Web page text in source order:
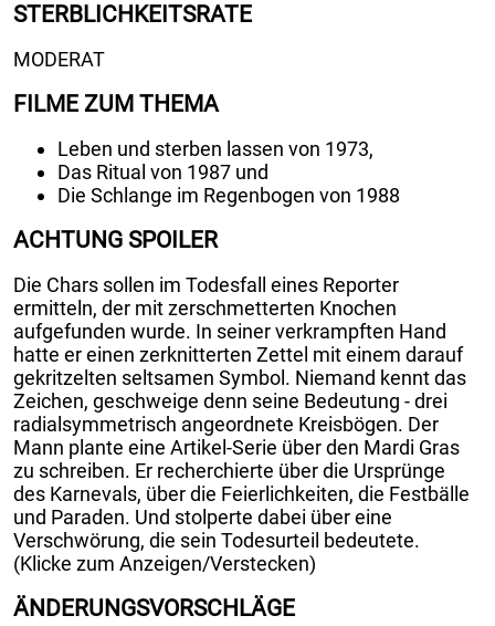
STERBLICHKEITSRATE
MODERAT
FILME ZUM THEMA
Leben und sterben lassen von 1973,
Das Ritual von 1987 und
Die Schlange im Regenbogen von 1988
ACHTUNG SPOILER
Die Chars sollen im Todesfall eines Reporter
ermitteln, der mit zerschmetterten Knochen
aufgefunden wurde. In seiner verkrampften Hand
hatte er einen zerknitterten Zettel mit einem darauf
gekritzelten seltsamen Symbol. Niemand kennt das
Zeichen, geschweige denn seine Bedeutung - drei
radialsymmetrisch angeordnete Kreisbögen. Der
Mann plante eine Artikel-Serie über den Mardi Gras
zu schreiben. Er recherchierte über die Ursprünge
des Karnevals, über die Feierlichkeiten, die Festbälle
und Paraden. Und stolperte dabei über eine
Verschwörung, die sein Todesurteil bedeutete.
(Klicke zum Anzeigen/Verstecken)
ÄNDERUNGSVORSCHLÄGE